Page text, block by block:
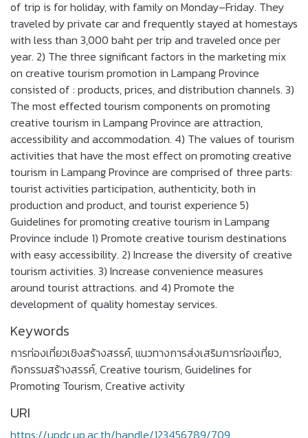
of trip is for holiday, with family on Monday–Friday. They
traveled by private car and frequently stayed at homestays
with less than 3,000 baht per trip and traveled once per
year. 2) The three significant factors in the marketing mix
on creative tourism promotion in Lampang Province
consisted of : products, prices, and distribution channels. 3)
The most effected tourism components on promoting
creative tourism in Lampang Province are attraction,
accessibility and accommodation. 4) The values of tourism
activities that have the most effect on promoting creative
tourism in Lampang Province are comprised of three parts:
tourist activities participation, authenticity, both in
production and product, and tourist experience 5)
Guidelines for promoting creative tourism in Lampang
Province include 1) Promote creative tourism destinations
with easy accessibility. 2) Increase the diversity of creative
tourism activities. 3) Increase convenience measures
around tourist attractions. and 4) Promote the
development of quality homestay services.
Keywords
การท่องเที่ยวเชิงสร้างสรรค์,แนวทางการส่งเสริมการท่องเที่ยว,
กิจกรรมสร้างสรรค์,Creative tourism,Guidelines for
Promoting Tourism,Creative activity
URI
https://updc.up.ac.th/handle/123456789/709